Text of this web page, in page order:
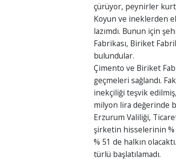
çürüyor, peynirler
Koyun ve ineklerden
lazımdı. Bunun için
Fabrikası, Biriket
bulundular.
Çimento ve Biriket
geçmeleri sağlandı.
inekçiliği teşvik
milyon lira değerinde
Erzurum Valiliği,
şirketin hisselerinin %
% 51 de halkın
türlü başlatılamadı.